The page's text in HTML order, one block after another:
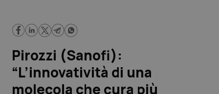
Governo e Parlamento
Regioni e Asl
Lavoro e Professioni
Pirozzi (Sanofi):
“L’innovatività di una
molecola che cura più